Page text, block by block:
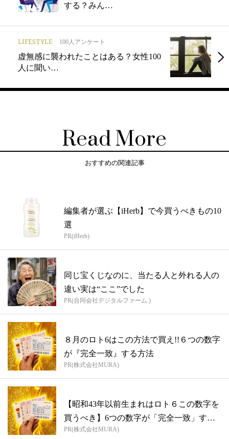
する？みん…
LIFESTYLE 100人アンケート
虚無感に襲われたことはある？女性100
人に聞い…
Read More
おすすめの関連記事
編集者が選ぶ【iHerb】で今買うべきもの10
選
PR(iHerb)
同じ宝くじなのに、当たる人と外れる人の
違い実は“ここ”でした
PR(合同会社デジタルファーム )
８月のロト6はこの方法で買え!!６つの数字
が『完全一致』する方法
PR(株式会社MURA)
【昭和43年以前生まれはロト６この数字を
買うべき】6つの数字が「完全一致」する
方...
PR(株式会社MURA)